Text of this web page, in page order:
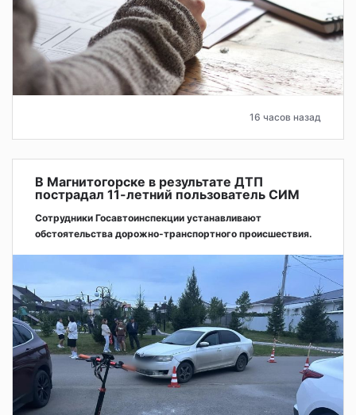
16 часов назад
В Магнитогорске в результате ДТП
пострадал 11-летний пользователь СИМ
Сотрудники Госавтоинспекции устанавливают
обстоятельства дорожно-транспортного происшествия.